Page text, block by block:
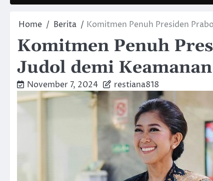
Home Berita Komitmen Penuh Presiden
Komitmen Penuh
Judol demi
November 7, 2024 restiana818